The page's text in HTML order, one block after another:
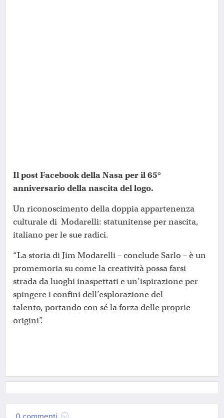
Il post Facebook della Nasa per il 65°
anniversario della nascita del logo.
Un riconoscimento della doppia appartenenza
culturale di Modarelli: statunitense per nascita,
italiano per le sue radici.
“La storia di Jim Modarelli – conclude Sarlo – è un
promemoria su come la creatività possa farsi
strada da luoghi inaspettati e un’ispirazione per
spingere i confini dell’esplorazione del
talento, portando con sé la forza delle proprie
origini”.